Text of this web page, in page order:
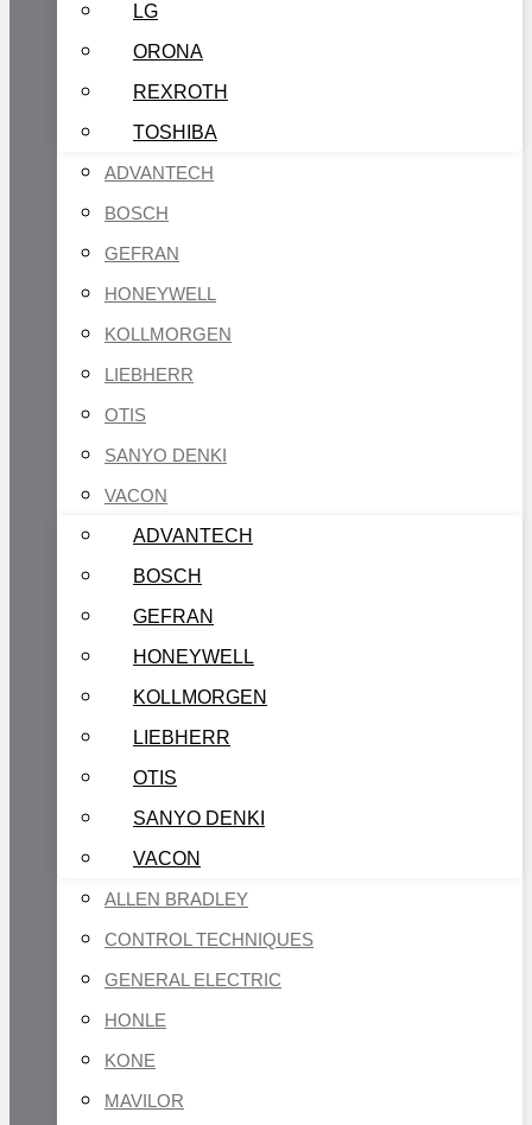
LG
ORONA
REXROTH
TOSHIBA
ADVANTECH
BOSCH
GEFRAN
HONEYWELL
KOLLMORGEN
LIEBHERR
OTIS
SANYO DENKI
VACON
ADVANTECH
BOSCH
GEFRAN
HONEYWELL
KOLLMORGEN
LIEBHERR
OTIS
SANYO DENKI
VACON
ALLEN BRADLEY
CONTROL TECHNIQUES
GENERAL ELECTRIC
HONLE
KONE
MAVILOR